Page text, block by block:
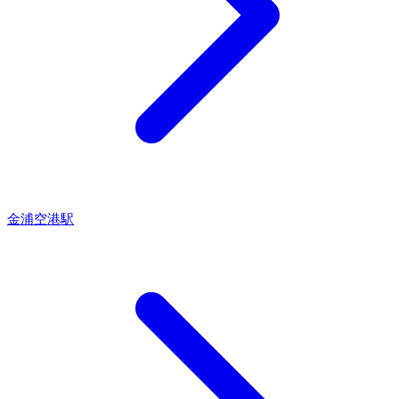
金浦空港駅